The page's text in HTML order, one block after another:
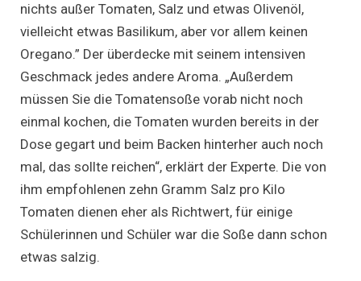
nichts außer Tomaten, Salz und etwas Olivenöl,
vielleicht etwas Basilikum, aber vor allem keinen
Oregano.” Der überdecke mit seinem intensiven
Geschmack jedes andere Aroma. „Außerdem
müssen Sie die Tomatensoße vorab nicht noch
einmal kochen, die Tomaten wurden bereits in der
Dose gegart und beim Backen hinterher auch noch
mal, das sollte reichen“, erklärt der Experte. Die von
ihm empfohlenen zehn Gramm Salz pro Kilo
Tomaten dienen eher als Richtwert, für einige
Schülerinnen und Schüler war die Soße dann schon
etwas salzig.